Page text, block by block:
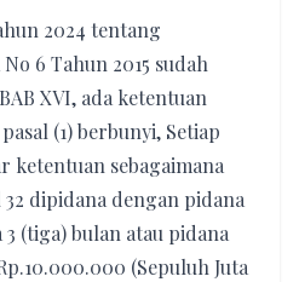
2024 tentang
6 Tahun 2015 sudah
XVI, ada ketentuan
(1) berbunyi, Setiap
ketentuan sebagaimana
dipidana dengan pidana
(tiga) bulan atau pidana
(Sepuluh Juta